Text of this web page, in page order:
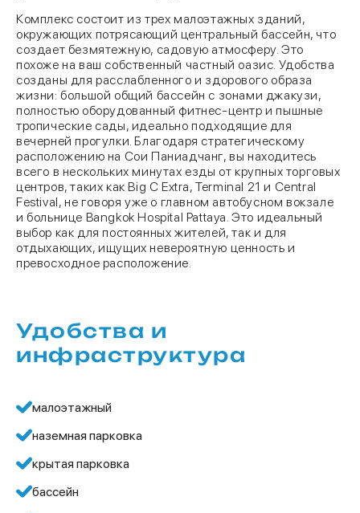
Комплекс состоит из трех малоэтажных зданий,
окружающих потрясающий центральный бассейн, что
создает безмятежную, садовую атмосферу. Это
похоже на ваш собственный частный оазис. Удобства
созданы для расслабленного и здорового образа
жизни: большой общий бассейн с зонами джакузи,
полностью оборудованный фитнес-центр и пышные
тропические сады, идеально подходящие для
вечерней прогулки. Благодаря стратегическому
расположению на Сои Паниадчанг, вы находитесь
всего в нескольких минутах езды от крупных торговых
центров, таких как Big C Extra, Terminal 21 и Central
Festival, не говоря уже о главном автобусном вокзале
и больнице Bangkok Hospital Pattaya. Это идеальный
выбор как для постоянных жителей, так и для
отдыхающих, ищущих невероятную ценность и
превосходное расположение.
Удобства и
инфраструктура
малоэтажный
наземная парковка
крытая парковка
бассейн